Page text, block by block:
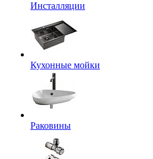
Инсталляции
Кухонные мойки
Раковины